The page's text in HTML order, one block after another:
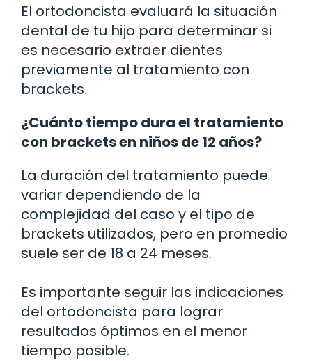
El ortodoncista evaluará la situación
dental de tu hijo para determinar si
es necesario extraer dientes
previamente al tratamiento con
brackets.
¿Cuánto tiempo dura el tratamiento
con brackets en niños de 12 años?
La duración del tratamiento puede
variar dependiendo de la
complejidad del caso y el tipo de
brackets utilizados, pero en promedio
suele ser de 18 a 24 meses.
Es importante seguir las indicaciones
del ortodoncista para lograr
resultados óptimos en el menor
tiempo posible.